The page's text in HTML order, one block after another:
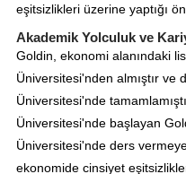
eşitsizlikleri üzerine yaptığı
Akademik Yolculuk ve
Goldin, ekonomi alanındaki
Üniversitesi'nden almıştır ve
Üniversitesi'nde
Üniversitesi'nde başlayan
Üniversitesi'nde ders
ekonomide cinsiyet